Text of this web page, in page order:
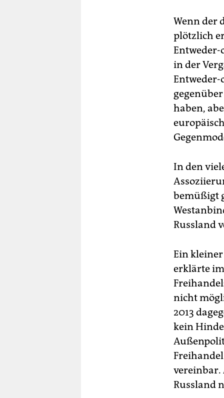
Wenn der
plötzlich
Entweder-
in der
Entweder-
haben,
In den
bemüßigt
Russland
Ein
erklärte im
nicht
2013
kein
vereinbar.
Russland